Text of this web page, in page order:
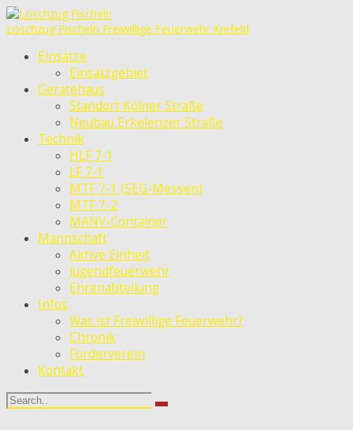
Löschzug Fischeln Freiwillige Feuerwehr Krefeld
Einsätze
Einsatzgebiet
Gerätehaus
Standort Kölner Straße
Neubau Erkelenzer Straße
Technik
HLF 7-1
LF 7-1
MTF 7-1 (SEG-Messen)
MTF 7-2
MANV-Container
Mannschaft
Aktive Einheit
Jugendfeuerwehr
Ehrenabteilung
Infos
Was ist Freiwillige Feuerwehr?
Chronik
Förderverein
Kontakt